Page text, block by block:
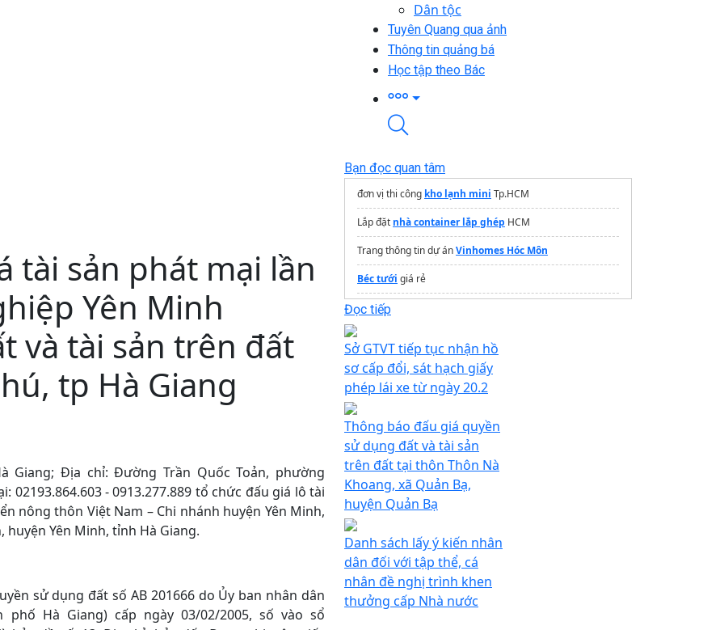
Dân tộc
Tuyên Quang qua ảnh
Thông tin quảng bá
Học tập theo Bác
tài sản phát mại lần
Yên Minh
và tài sản trên đất
tp Hà Giang
Giang; Địa chỉ: Đường Trần Quốc Toản, phường
02193.864.603 - 0913.277.889 tổ chức đấu giá lô tài
nông thôn Việt Nam – Chi nhánh huyện Yên Minh,
Yên Minh, tỉnh Hà Giang.
sử dụng đất số AB 201666 do Ủy ban nhân dân
Hà Giang) cấp ngày 03/02/2005, số vào sổ
Bạn đọc quan tâm
đơn vị thi công kho lạnh mini Tp.HCM
Lắp đặt nhà container lắp ghép HCM
Trang thông tin dự ánVinhomes Hóc Môn
Béc tưới giá rẻ
Công ty
Đọc tiếp
Sở GTVT tiếp tục nhận hồ
sơ cấp đổi, sát hạch giấy
phép lái xe từ ngày 20.2
Thông báo đấu giá quyền
sử dụng đất và tài sản
trên đất tại thôn Thôn Nà
Khoang, xã Quản Bạ,
huyện Quản Bạ
Danh sách lấy ý kiến nhân
dân đối với tập thể, cá
nhân đề nghị trình khen
thưởng cấp Nhà nước